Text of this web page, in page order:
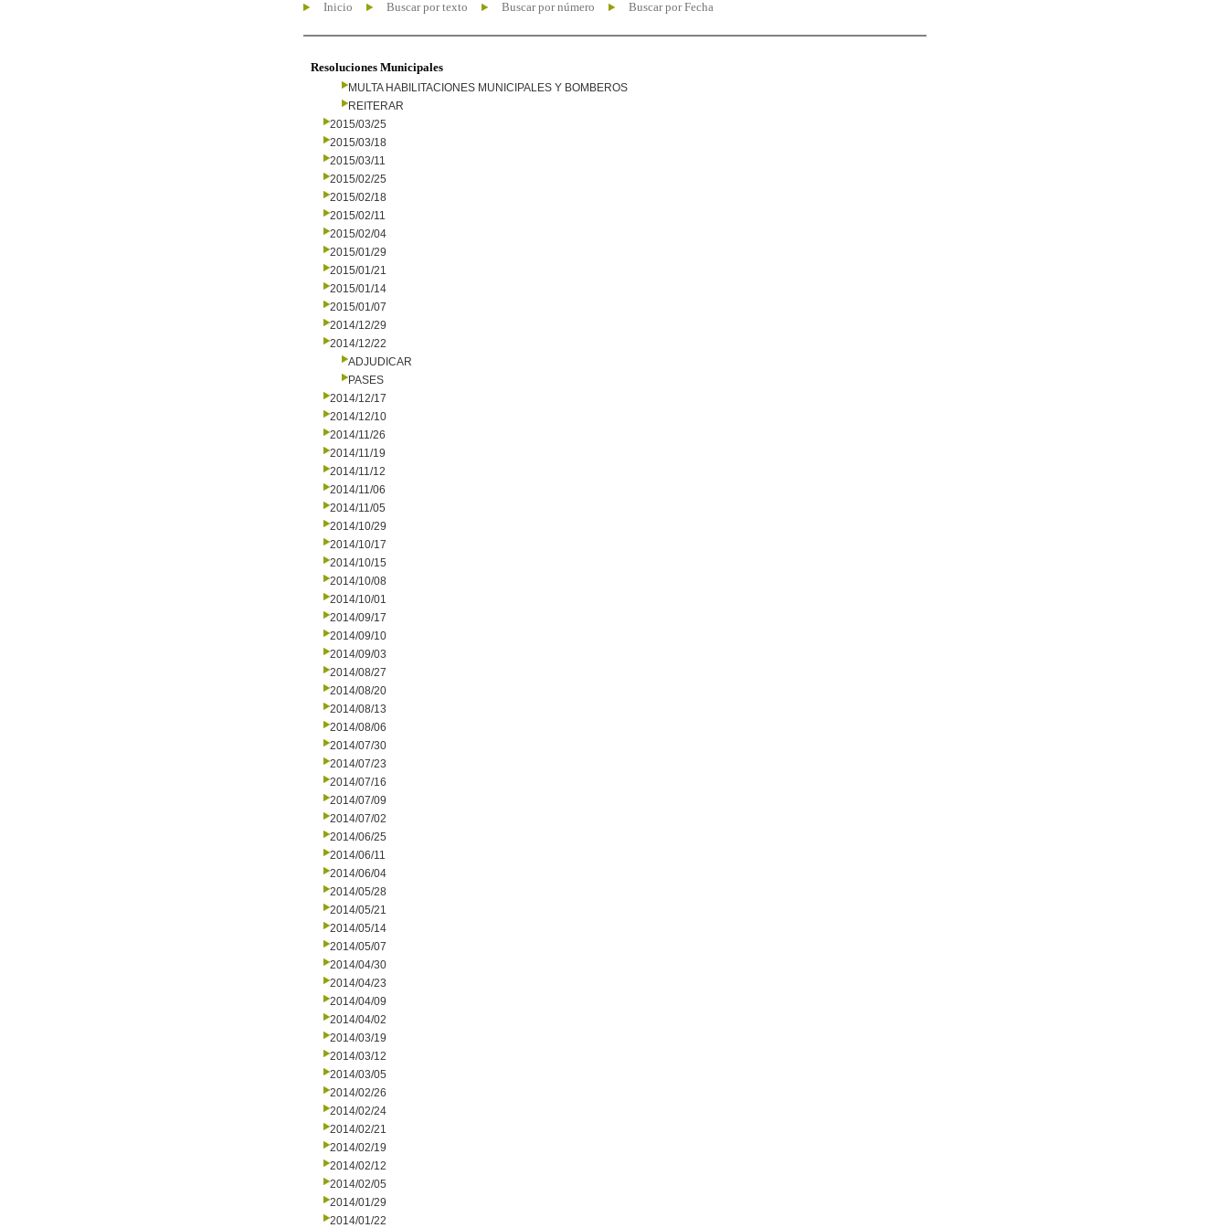
Inicio Buscar por texto Buscar por número Buscar por Fecha
Resoluciones Municipales
MULTA HABILITACIONES MUNICIPALES Y BOMBEROS
REITERAR
2015/03/25
2015/03/18
2015/03/11
2015/02/25
2015/02/18
2015/02/11
2015/02/04
2015/01/29
2015/01/21
2015/01/14
2015/01/07
2014/12/29
2014/12/22
ADJUDICAR
PASES
2014/12/17
2014/12/10
2014/11/26
2014/11/19
2014/11/12
2014/11/06
2014/11/05
2014/10/29
2014/10/17
2014/10/15
2014/10/08
2014/10/01
2014/09/17
2014/09/10
2014/09/03
2014/08/27
2014/08/20
2014/08/13
2014/08/06
2014/07/30
2014/07/23
2014/07/16
2014/07/09
2014/07/02
2014/06/25
2014/06/11
2014/06/04
2014/05/28
2014/05/21
2014/05/14
2014/05/07
2014/04/30
2014/04/23
2014/04/09
2014/04/02
2014/03/19
2014/03/12
2014/03/05
2014/02/26
2014/02/24
2014/02/21
2014/02/19
2014/02/12
2014/02/05
2014/01/29
2014/01/22